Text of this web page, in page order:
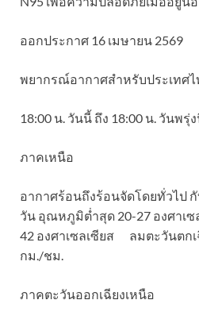
ออกประกาศ 16 เมษายน 2569
พยากรณ์อากาศสำหรับประเทศไ
18:00 น. วันนี้ ถึง 18:00 น. วันพรุ่
ภาคเหนือ
อากาศร้อนถึงร้อนจัดโดยทั่วไป
วัน อุณหภูมิต่ำสุด 20-27 องศาเ
42 องศาเซลเซียส ลมตะวันตกเ
กม./ชม.
ภาคตะวันออกเฉียงเหนือ